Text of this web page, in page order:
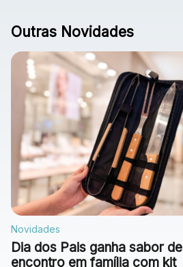
Outras Novidades
Novidades
Dia dos Pais ganha sabor de
encontro em família com kit